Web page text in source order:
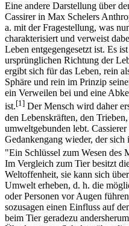
Eine andere Darstellung über
Cassirer in Max Schelers
a. mit der Fragestellung, was
charakterisiert und verweist
Leben entgegengesetzt ist. Es
ursprünglichen Richtung der
ergibt sich für das Leben, rein
Sphäre und rein im Prinzip
ein Verweilen bei und eine
ist.[1] Der Mensch wird daher
den Lebenskräften, den
umweltgebunden lebt.
Gedankengang wieder, der
"Ein Schlüssel zum Wesen des
Im Vergleich zum Tier besitzt
Weltoffenheit, sie kann sich
Umwelt erheben, d. h. die
oder Personen vor Augen
sozusagen einen Einfluss auf
beim Tier geradezu